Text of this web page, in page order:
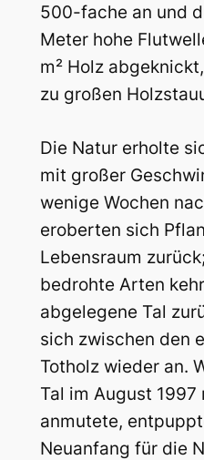
500-fache an und
Meter hohe
m² Holz
zu großen
Die Natur erholte
mit großer
wenige Wochen
eroberten sich
Lebensraum
bedrohte Arten
abgelegene Tal
sich zwischen den
Totholz wieder an.
Tal im August 1997
anmutete,
Neuanfang für die